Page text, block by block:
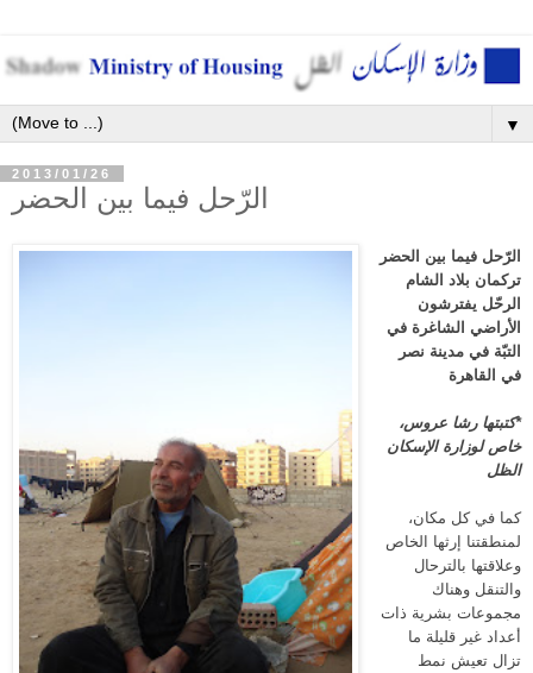
▼
2013/01/26
الرّحل فيما بين الحضر
الرّحل فيما بين الحضر
تركمان بلاد الشام
الرحّل يفترشون
الأراضي الشاغرة في
التبّة في مدينة نصر
في القاهرة
*كتبتها رشا عروس،
خاص لوزارة الإسكان
الظل
كما في كل مكان،
لمنطقتنا إرثها الخاص
وعلاقتها بالترحال
والتنقل وهناك
مجموعات بشرية ذات
أعداد غير قليلة ما
تزال تعيش نمط